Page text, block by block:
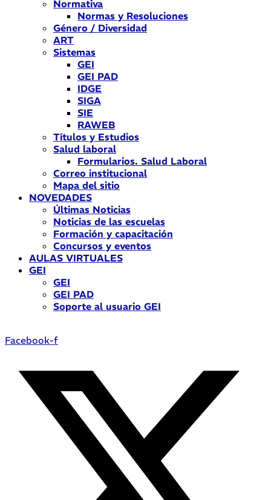
Normativa
Normas y Resoluciones
Género / Diversidad
ART
Sistemas
GEI
GEI PAD
IDGE
SIGA
SIE
RAWEB
Títulos y Estudios
Salud laboral
Formularios. Salud Laboral
Correo institucional
Mapa del sitio
NOVEDADES
Últimas Noticias
Noticias de las escuelas
Formación y capacitación
Concursos y eventos
AULAS VIRTUALES
GEI
GEI
GEI PAD
Soporte al usuario GEI
Facebook-f